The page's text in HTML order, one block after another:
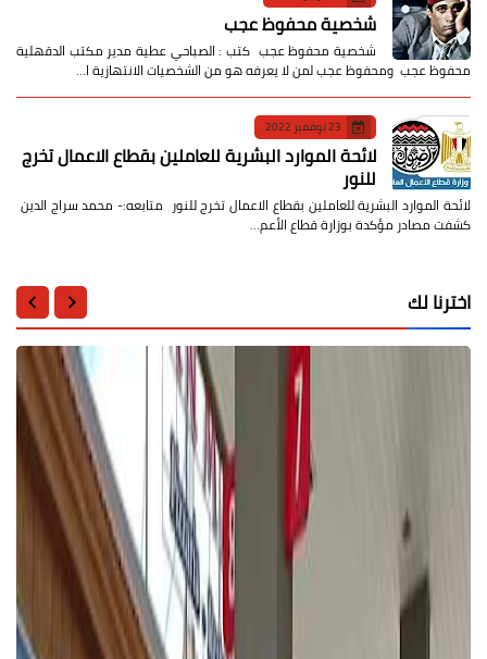
شخصية محفوظ عجب
شخصية محفوظ عجب كتب : الصباحي عطية مدير مكتب الدقهلية
محفوظ عجب ومحفوظ عجب لمن لا يعرفه هو من الشخصيات الانتهازية ا…
23 نوفمبر 2022
لائحة الموارد البشرية للعاملين بقطاع الاعمال تخرج
للنور
لائحة الموارد البشرية للعاملين بقطاع الاعمال تخرج للنور متابعه:- محمد سراج الدين
كشفت مصادر مؤكدة بوزارة قطاع الأعم…
اخترنا لك